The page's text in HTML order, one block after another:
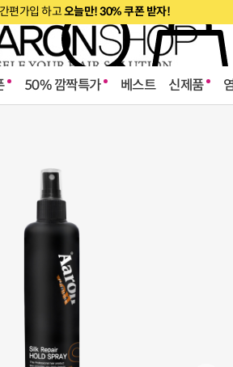
편가입 하고오늘만! 30% 쿠폰 받자!
50% 깜짝특가 베스트 신제품